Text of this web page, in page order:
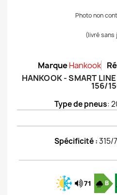
Photo non
(livré sans
MarqueHankook
HANKOOK - SMART
156/
Type de pneus:
Spécificité :315/